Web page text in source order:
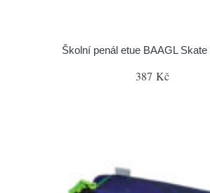
Školní penál etue BAAGL
387 Kč